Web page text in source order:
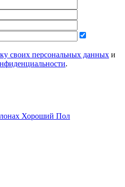
своих персональных данных и
.